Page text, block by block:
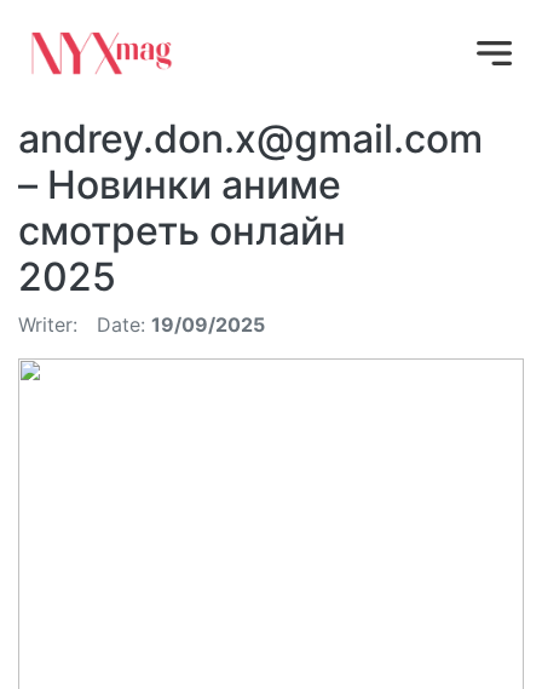
andrey.don.x@gmail.com
– Новинки аниме
смотреть онлайн
2025
Writer: Date: 19/09/2025